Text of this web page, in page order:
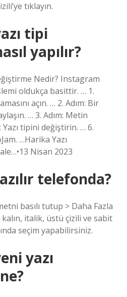
tıklayın.
tipi
yapılır?
Nedir? Instagram
oldukça basittir. … 1.
açın. … 2. Adım: Bir
… 3. Adım: Metin
Yazı tipini değiştirin. … 6.
…Harika Yazı
Nisan 2023
telefonda?
basılı tutup > Daha Fazla
italik, üstü çizili ve sabit
seçim yapabilirsiniz.
yazı